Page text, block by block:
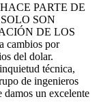
PARTE DE
SON
DE LOS
cambios por
del dolar.
técnica,
de ingenieros
damos un excelente